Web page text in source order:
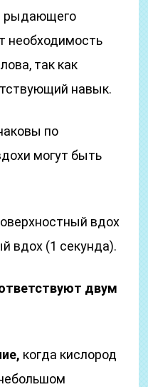
рыдающего
необходимость
так как
навык.
по
могут быть
вдох
вдох (1 секунда).
двум
когда кислород